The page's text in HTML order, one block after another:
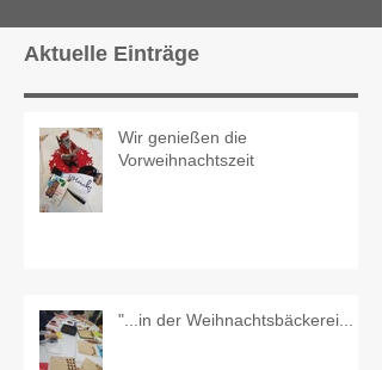
Aktuelle Einträge
Wir genießen die
Vorweihnachtszeit
"...in der Weihnachtsbäckerei...